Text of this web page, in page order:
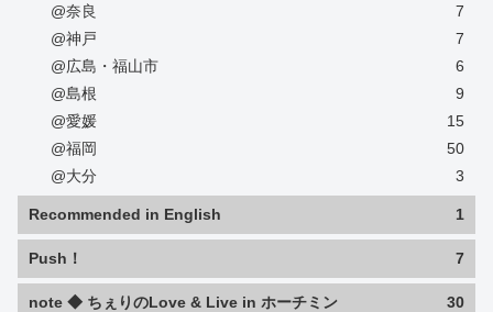
@奈良
7
@神戸
7
@広島・福山市
6
@島根
9
@愛媛
15
@福岡
50
@大分
3
Recommended in English 1
Push！ 7
note ◆ ちぇりのLove & Live in ホーチミン 30